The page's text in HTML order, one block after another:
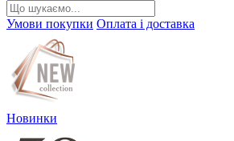
Умови покупки Оплата і доставка
Новинки